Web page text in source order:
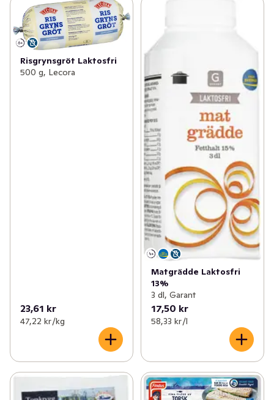
Risgrynsgröt Laktosfri
500 g, Lecora
23,61 kr
47,22 kr /kg
Matgrädde Laktosfri
13%
3 dl, Garant
17,50 kr
58,33 kr /l